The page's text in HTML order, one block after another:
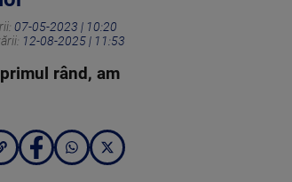
07-05-2023 | 10:20
12-08-2025 | 11:53
rând, am